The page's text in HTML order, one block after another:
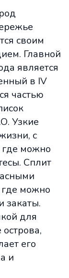
своим
Главной
является
в IV
частью
Узкие
с
можно
Сплит
можно
закаты.
для
его
и